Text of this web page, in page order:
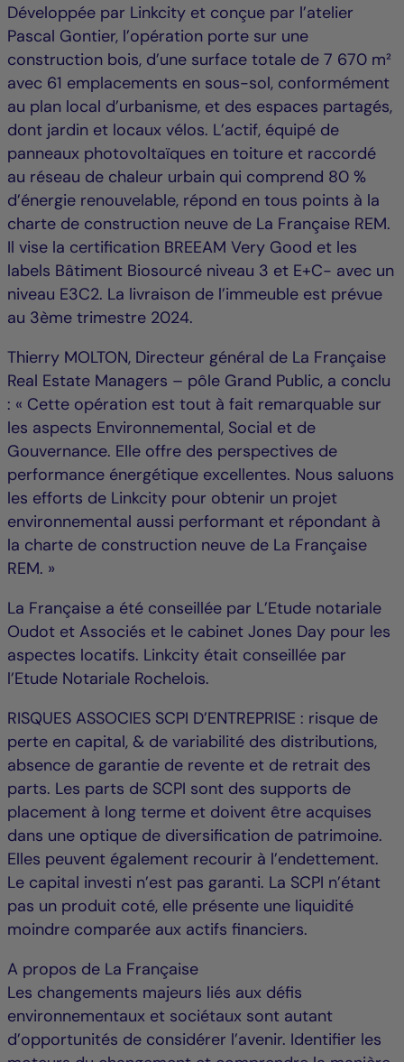
Développée par Linkcity et conçue par l’atelier
Pascal Gontier, l’opération porte sur une
construction bois, d’une surface totale de 7 670 m²
avec 61 emplacements en sous-sol, conformément
au plan local d’urbanisme, et des espaces partagés,
dont jardin et locaux vélos. L’actif, équipé de
panneaux photovoltaïques en toiture et raccordé
au réseau de chaleur urbain qui comprend 80 %
d’énergie renouvelable, répond en tous points à la
charte de construction neuve de La Française REM.
Il vise la certification BREEAM Very Good et les
labels Bâtiment Biosourcé niveau 3 et E+C- avec un
niveau E3C2. La livraison de l’immeuble est prévue
au 3ème trimestre 2024.
Thierry MOLTON, Directeur général de La Française
Real Estate Managers – pôle Grand Public, a conclu
: « Cette opération est tout à fait remarquable sur
les aspects Environnemental, Social et de
Gouvernance. Elle offre des perspectives de
performance énergétique excellentes. Nous saluons
les efforts de Linkcity pour obtenir un projet
environnemental aussi performant et répondant à
la charte de construction neuve de La Française
REM. »
La Française a été conseillée par L’Etude notariale
Oudot et Associés et le cabinet Jones Day pour les
aspectes locatifs. Linkcity était conseillée par
l’Etude Notariale Rochelois.
RISQUES ASSOCIES SCPI D’ENTREPRISE : risque de
perte en capital, & de variabilité des distributions,
absence de garantie de revente et de retrait des
parts. Les parts de SCPI sont des supports de
placement à long terme et doivent être acquises
dans une optique de diversification de patrimoine.
Elles peuvent également recourir à l’endettement.
Le capital investi n’est pas garanti. La SCPI n’étant
pas un produit coté, elle présente une liquidité
moindre comparée aux actifs financiers.
A propos de La Française
Les changements majeurs liés aux défis
environnementaux et sociétaux sont autant
d’opportunités de considérer l’avenir. Identifier les